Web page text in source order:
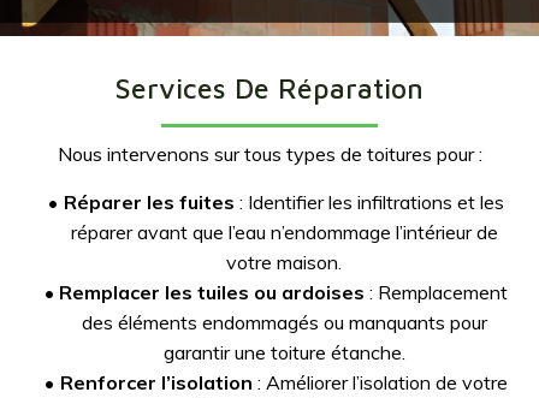
Services De Réparation
Nous intervenons sur tous types de toitures pour :
Réparer les fuites : Identifier les infiltrations et les
réparer avant que l’eau n’endommage l’intérieur de
votre maison.
Remplacer les tuiles ou ardoises : Remplacement
des éléments endommagés ou manquants pour
garantir une toiture étanche.
Renforcer l’isolation : Améliorer l’isolation de votre